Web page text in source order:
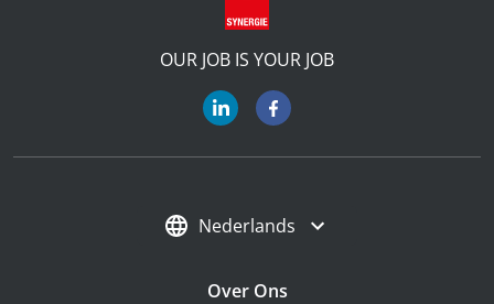
OUR JOB IS YOUR JOB
Nederlands
Over Ons